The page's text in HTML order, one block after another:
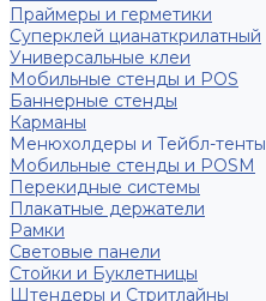
Праймеры и герметики
Суперклей цианаткрилатный
Универсальные клеи
Мобильные стенды и POS
Баннерные стенды
Карманы
Менюхолдеры и Тейбл-тенты
Мобильные стенды и POSM
Перекидные системы
Плакатные держатели
Рамки
Световые панели
Стойки и Буклетницы
Штендеры и Стритлайны